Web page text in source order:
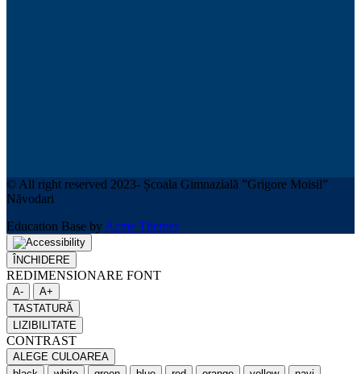
© All right reserved 2023- Școala Gimnazială ”Grigore Moisil”
Năvodari
Education Base by Acme Themes
ÎNCHIDERE
REDIMENSIONARE FONT
A-
A+
TASTATURĂ
LIZIBILITATE
CONTRAST
ALEGE CULOAREA